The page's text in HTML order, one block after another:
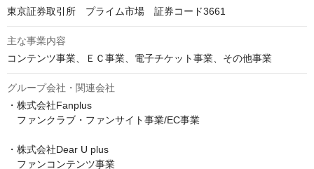
東京証券取引所　プライム市場　証券コード3661
主な事業内容
コンテンツ事業、ＥＣ事業、電子チケット事業、その他事業
グループ会社・関連会社
・株式会社Fanplus
ファンクラブ・ファンサイト事業/EC事業
・株式会社Dear U plus
ファンコンテンツ事業